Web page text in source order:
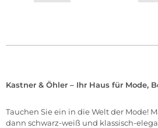
Kastner & Öhler – Ihr Haus für Mode,
Tauchen Sie ein in die Welt der Mode!
dann schwarz-weiß und klassisch-